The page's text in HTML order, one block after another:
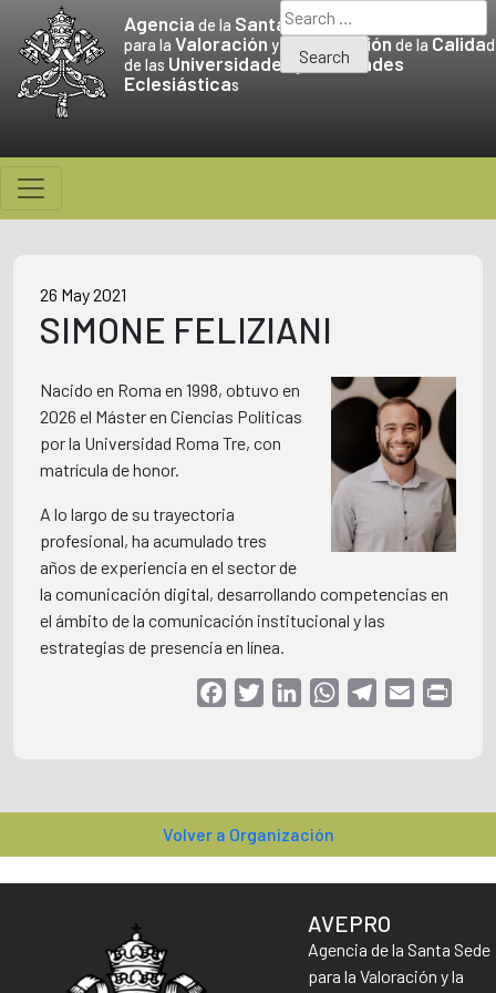
content
Agencia de la Santa Sede
para la Valoración y la Promociónde la Calidad
de las Universidades yFacultades
Eclesiásticas
Search
for:
26 May 2021
SIMONE FELIZIANI
Nacido en Roma en 1998, obtuvo en
2026 el Máster en Ciencias Políticas
por la Universidad Roma Tre, con
matrícula de honor.
A lo largo de su trayectoria
profesional, ha acumulado tres
años de experiencia en el sector de
la comunicación digital, desarrollando competencias en
el ámbito de la comunicación institucional y las
estrategias de presencia en línea.
FacebookTwitterLinkedInWhatsAppTelegram
Email
Volver a Organización
AVEPRO
Agencia de la Santa Sede
para la Valoración y la